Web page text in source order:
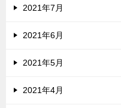
2021年7月
2021年6月
2021年5月
2021年4月